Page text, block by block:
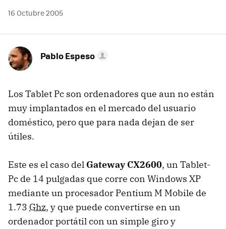
16 Octubre 2005
Pablo Espeso
Los Tablet Pc son ordenadores que aun no están
muy implantados en el mercado del usuario
doméstico, pero que para nada dejan de ser
útiles.
Este es el caso del Gateway CX2600, un Tablet-
Pc de 14 pulgadas que corre con Windows XP
mediante un procesador Pentium M Mobile de
1.73 Ghz, y que puede convertirse en un
ordenador portátil con un simple giro y